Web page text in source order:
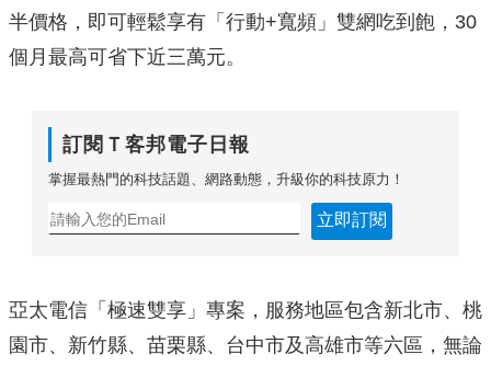
半價格，即可輕鬆享有「行動+寬頻」雙網吃到飽，30
個月最高可省下近三萬元。
訂閱Ｔ客邦電子日報
掌握最熱門的科技話題、網路動態，升級你的科技原力！
立即訂閱
亞太電信「極速雙享」專案，服務地區包含新北市、桃
園市、新竹縣、苗栗縣、台中市及高雄市等六區，無論